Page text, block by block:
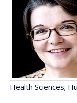
Health Sciences;